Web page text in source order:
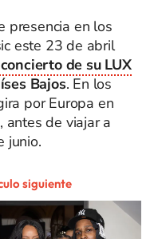
presencia en los
este 23 de abril
de su LUX
Bajos. En los
por Europa en
antes de viajar a
junio.
siguiente